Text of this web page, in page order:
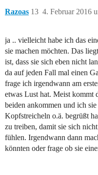
Razoas 4. Februar 2016
13
ja .. vielleicht habe ich das
sie machen möchten. Das
ist, dass sie sich eben nicht
da auf jeden Fall mal einen
frage ich irgendwann am
etwas Lust hat. Meist kommt
beiden ankommen und ich
Kopfstreicheln o.ä. begrüßt
zu treiben, damit sie sich
fühlen. Irgendwann dann
könnten oder frage ob sie